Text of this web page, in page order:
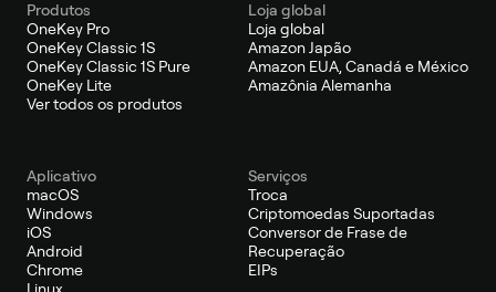
Produtos
OneKey Pro
OneKey Classic 1S
OneKey Classic 1S Pure
OneKey Lite
Ver todos os produtos
Loja global
Loja global
Amazon Japão
Amazon EUA, Canadá e México
Amazônia Alemanha
Aplicativo
macOS
Windows
iOS
Android
Chrome
Linux
Serviços
Troca
Criptomoedas Suportadas
Conversor de Frase de
Recuperação
EIPs